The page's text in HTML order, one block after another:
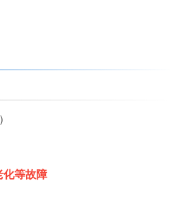
化等故障